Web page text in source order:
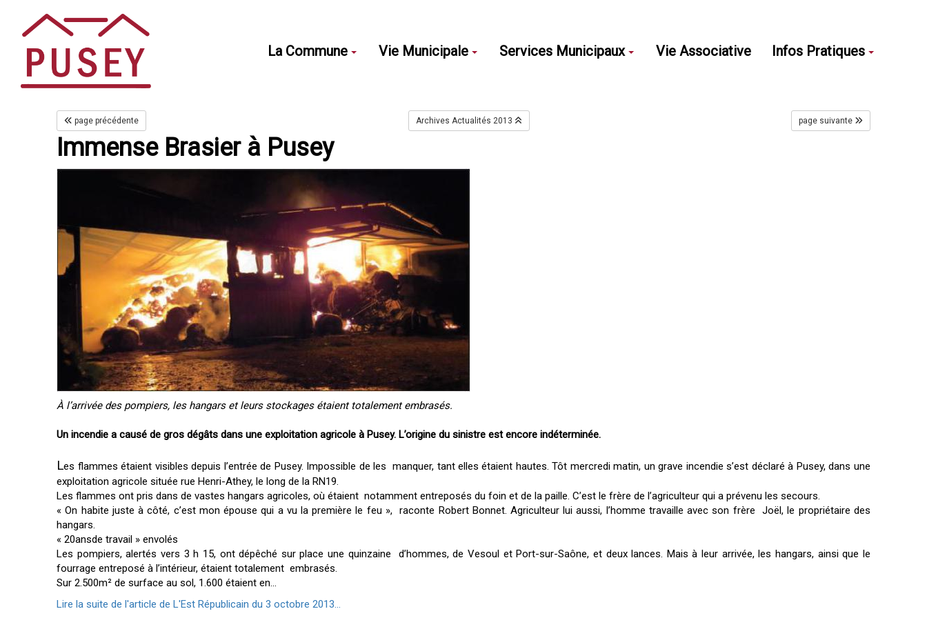
La Commune Vie Municipale Services Municipaux Vie Associative Infos Pratiques
page précédente Archives Actualités 2013 page suivante
Immense Brasier à Pusey
À l’arrivée des pompiers, les hangars et leurs stockages étaient totalement embrasés.
Un incendie a causé de gros dégâts dans une exploitation agricole à Pusey. L’origine du sinistre est encore indéterminée.
Les flammes étaient visibles depuis l’entrée de Pusey. Impossible de les manquer, tant elles étaient hautes. Tôt mercredi matin, un grave incendie s’est déclaré à Pusey, dans une
exploitation agricole située rue Henri-Athey, le long de la RN19.
Les flammes ont pris dans de vastes hangars agricoles, où étaient notamment entreposés du foin et de la paille. C’est le frère de l’agriculteur qui a prévenu les secours.
« On habite juste à côté, c’est mon épouse qui a vu la première le feu », raconte Robert Bonnet. Agriculteur lui aussi, l’homme travaille avec son frère Joël, le propriétaire des
hangars.
« 20ansde travail » envolés
Les pompiers, alertés vers 3 h 15, ont dépêché sur place une quinzaine d’hommes, de Vesoul et Port-sur-Saône, et deux lances. Mais à leur arrivée, les hangars, ainsi que le
fourrage entreposé à l’intérieur, étaient totalement embrasés.
Sur 2.500m² de surface au sol, 1.600 étaient en...
Lire la suite de l'article de L'Est Républicain du 3 octobre 2013...